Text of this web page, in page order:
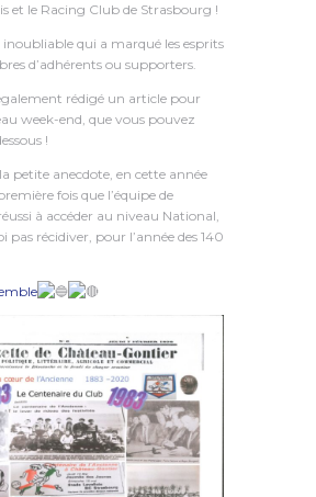
et le Racing Club de Strasbourg !
qui a marqué les esprits
d’adhérents ou supporters.
rédigé un article pour
week-end, que vous pouvez
!
petite anecdote, en cette année
fois que l’équipe de
à accéder au niveau National,
pas récidiver, pour l’année des 140